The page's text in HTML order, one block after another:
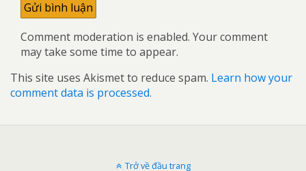
Comment moderation is enabled. Your comment
may take some time to appear.
This site uses Akismet to reduce spam. Learn how your
comment data is processed.
Trở về đầu trang